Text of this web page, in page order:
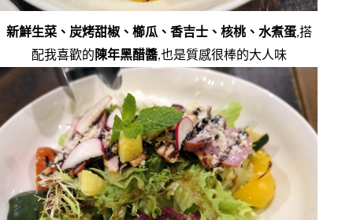
新鮮生菜、炭烤甜椒、櫛瓜、香吉士、核桃、水煮蛋,搭
配我喜歡的 陳年黑醋醬,也是質感很棒的大人味